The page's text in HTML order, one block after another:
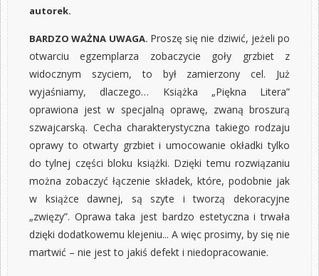
autorek.
BARDZO WAŻNA UWAGA. Proszę się nie dziwić, jeżeli po
otwarciu egzemplarza zobaczycie goły grzbiet z
widocznym szyciem, to był zamierzony cel. Już
wyjaśniamy, dlaczego… Książka „Piękna Litera”
oprawiona jest w specjalną oprawę, zwaną broszurą
szwajcarską. Cecha charakterystyczna takiego rodzaju
oprawy to otwarty grzbiet i umocowanie okładki tylko
do tylnej części bloku książki. Dzięki temu rozwiązaniu
można zobaczyć łączenie składek, które, podobnie jak
w książce dawnej, są szyte i tworzą dekoracyjne
„zwięzy”. Oprawa taka jest bardzo estetyczna i trwała
dzięki dodatkowemu klejeniu... A więc prosimy, by się nie
martwić – nie jest to jakiś defekt i niedopracowanie.